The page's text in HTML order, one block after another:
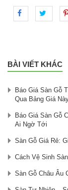
BÀI VIẾT KHÁC
Báo Giá Sàn Gỗ
Qua Bảng Giá
Báo Giá Sàn Gỗ
Ai Ngờ Tới
Sàn Gỗ Giá Rẻ:
Cách Vệ Sinh
Sàn Gỗ Châu Âu